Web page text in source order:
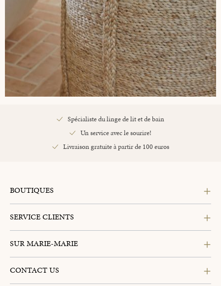
Spécialiste du linge de lit et de bain
Un service avec le sourire!
Livraison gratuite à partir de 100 euros
BOUTIQUES
SERVICE CLIENTS
SUR MARIE-MARIE
CONTACT US